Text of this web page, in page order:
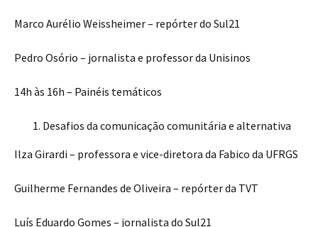
Marco Aurélio Weissheimer – repórter do Sul21
Pedro Osório – jornalista e professor da Unisinos
14h às 16h – Painéis temáticos
Desafios da comunicação comunitária e alternativa
Ilza Girardi – professora e vice-diretora da Fabico da UFRGS
Guilherme Fernandes de Oliveira – repórter da TVT
Luís Eduardo Gomes – jornalista do Sul21